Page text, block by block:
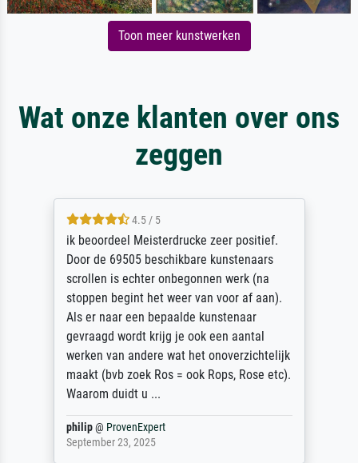
Toon meer kunstwerken
Wat onze klanten over ons
zeggen
4.5 / 5
ik beoordeel Meisterdrucke zeer positief.
Door de 69505 beschikbare kunstenaars
scrollen is echter onbegonnen werk (na
stoppen begint het weer van voor af aan).
Als er naar een bepaalde kunstenaar
gevraagd wordt krijg je ook een aantal
werken van andere wat het onoverzichtelijk
maakt (bvb zoek Ros = ook Rops, Rose etc).
Waarom duidt u ...
philip@ ProvenExpert
September 23, 2025